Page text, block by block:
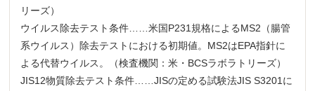
リーズ）
ウイルス除去テスト条件……米国P231規格によるMS2（腸管
系ウイルス）除去テストにおける初期値。MS2はEPA指針に
よる代替ウイルス。（検査機関：米・BCSラボラトリーズ）
JIS12物質除去テスト条件……JISの定める試験法JIS S3201に